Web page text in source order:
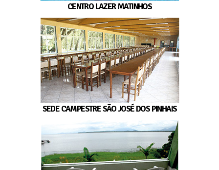
CENTRO LAZER MATINHOS
SEDE CAMPESTRE SÃO JOSÉ DOS PINHAIS